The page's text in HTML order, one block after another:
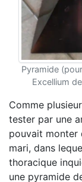
Pyramide
Excellium
Comme
tester par une
pouvait monter
mari, dans
thoracique
une pyramide